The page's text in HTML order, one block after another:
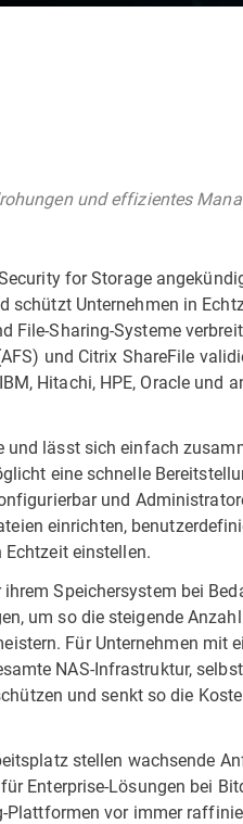
und effizientes
for Storage
schützt Unternehmen in
File-Sharing-Systeme
und Citrix ShareFile
Hitachi, HPE, Oracle und
und lässt sich einfach
eine schnelle
und
einrichten,
einstellen.
Speichersystem bei
um so die steigende
Für Unternehmen mit
NAS-Infrastruktur,
und senkt so die
stellen wachsende
Enterprise-Lösungen bei
vor immer